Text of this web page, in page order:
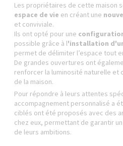
Les propriétaires de cette maison
espace de vie en créant une
et conviviale.
Ils ont opté pour une
possible grâce à l'installation
permet de délimiter l’espace tout
De grandes ouvertures ont
renforcer la luminosité naturelle et
de la maison.
Pour répondre à leurs attentes
accompagnement personnalisé a
ciblés ont été proposés avec des
chez eux, permettant de garantir
de leurs ambitions.